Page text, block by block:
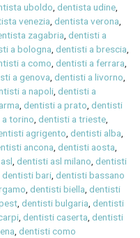
uboldo,dentista udine,
venezia,dentista verona,
zagabria,dentisti a
a bologna,dentisti a brescia,
a como,dentisti a ferrara,
a genova,dentisti a livorno,
a napoli,dentisti a
,dentisti a prato,dentisti
torino,dentisti a trieste,
agrigento,dentisti alba,
ancona,dentisti aosta,
,dentisti asl milano,dentisti
dentisti bari,dentisti bassano
,dentisti biella,dentisti
,dentisti bulgaria,dentisti
,dentisti caserta,dentisti
,dentisti como